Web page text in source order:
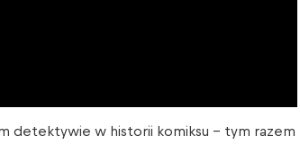
detektywie w historii komiksu – tym razem